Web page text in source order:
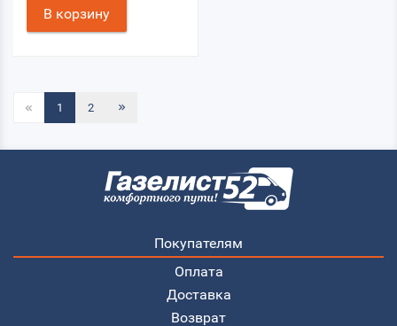
В корзину
1 2
Покупателям
Оплата
Доставка
Возврат